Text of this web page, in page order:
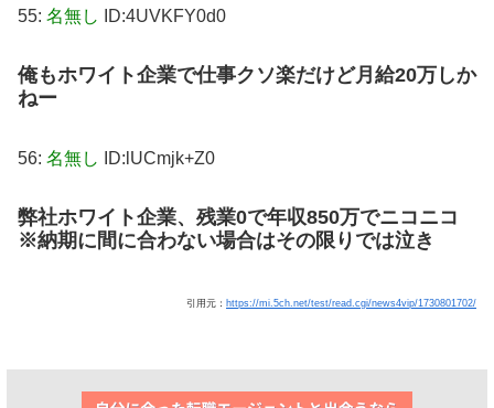
55: 名無し ID:4UVKFY0d0
俺もホワイト企業で仕事クソ楽だけど月給20万しか
ねー
56: 名無し ID:lUCmjk+Z0
弊社ホワイト企業、残業0で年収850万でニコニコ
※納期に間に合わない場合はその限りでは泣き
引用元： https://mi.5ch.net/test/read.cgi/news4vip/1730801702/